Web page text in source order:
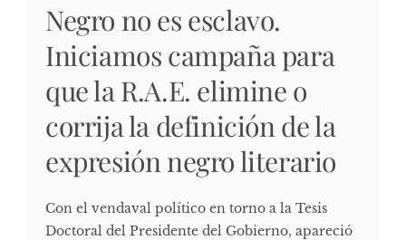
Negro no es esclavo.
Iniciamos campaña para
que la R.A.E. elimine o
corrija la definición de la
expresión negro literario
Con el vendaval político en torno a la Tesis
Doctoral del Presidente del Gobierno, apareció